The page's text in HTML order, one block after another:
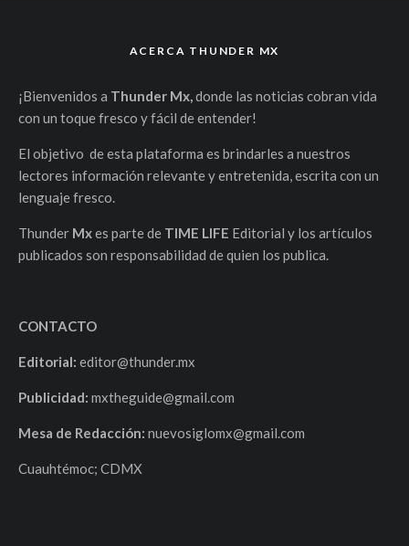
ACERCA THUNDER MX
¡Bienvenidos a Thunder Mx,donde las noticias cobran vida
con un toque fresco y fácil de entender!
El objetivo de esta plataforma es brindarles a nuestros
lectores información relevante y entretenida, escrita con un
lenguaje fresco.
Thunder Mxes parte de TIME LIFE Editorial y los artículos
publicados son responsabilidad de quien los publica.
CONTACTO
Editorial: editor@thunder.mx
Publicidad: mxtheguide@gmail.com
Mesa de Redacción: nuevosiglomx@gmail.com
Cuauhtémoc; CDMX